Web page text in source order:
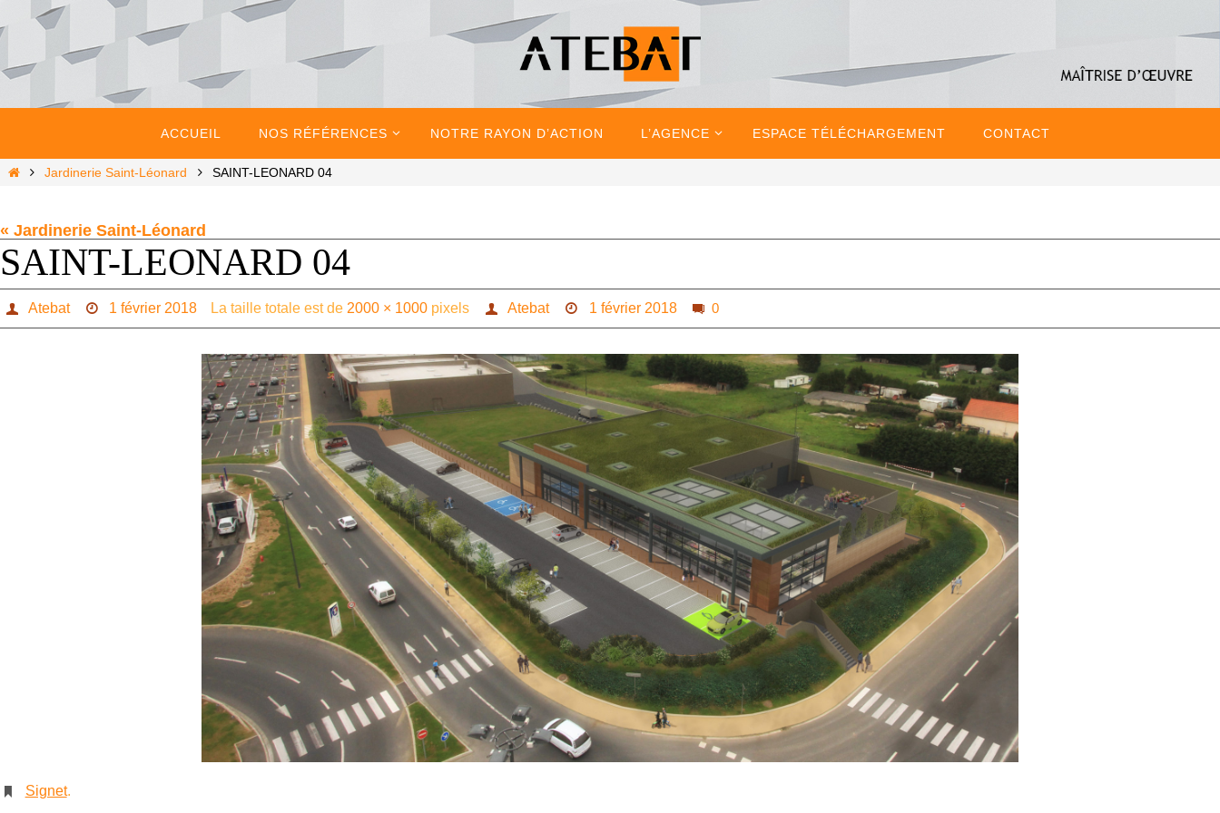
Passer
vers
le
contenu
ACCUEIL NOS RÉFÉRENCES NOTRE RAYON D’ACTION L’AGENCE ESPACE TÉLÉCHARGEMENT CONTACT
HomeJardinerie Saint-Léonard SAINT-LEONARD 04
« Jardinerie Saint-Léonard
SAINT-LEONARD 04
Atebat 1 février 2018 La taille totale est de 2000 × 1000 pixels Atebat 1 février 2018 0
Signet.